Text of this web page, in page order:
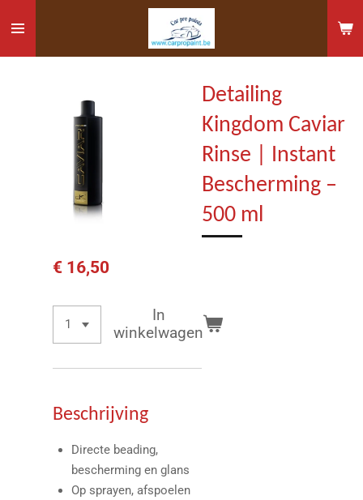
direct
naar
Detailing
Kingdom Caviar
Rinse | Instant
Bescherming –
500 ml
€ 16,50
In
winkelwagen
Beschrijving
Directe beading,
bescherming en glans
Op sprayen, afspoelen